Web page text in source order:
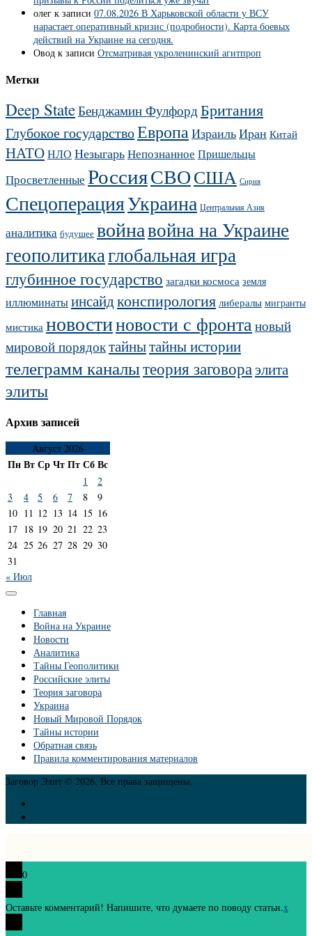
олег к записи 07.08.2026 В Харьковской области у ВСУ
нарастает оперативный кризис (подробности). Карта боевых
действий на Украине на сегодня.
Овод к записи Отсматривая укроленинский агитпроп
Метки
Deep StateБенджамин ФулфордБритания
Глубокое государствоЕвропаИзраильИран Китай
НАТОНЛО НезыгарьНепознанное Пришельцы
Просветленные РоссияСВОСША Сирия
СпецоперацияУкраина Центральная Азия
аналитика будущее войнавойна на Украине
геополитикаглобальная игра
глубинное государство загадки космоса земля
иллюминатыинсайдконспирология либералы мигранты
мистика новостиновости с фронтановый
мировой порядоктайнытайны истории
телеграмм каналытеория заговораэлита
элиты
Архив записей
Август 2026
ПнВтСрЧтПтСбВс
1
2
3
4 5 6 7 8
9
10 11 12 13 14 15 16
17 18 19 20 21 22 23
24 25 26 27 28 29 30
31
« Июл
Главная
Война на Украине
Новости
Аналитика
Тайны Геополитики
Российские элиты
Теория заговора
Украина
Новый Мировой Порядок
Тайны истории
Обратная связь
Правила комментирования материалов
Заговор Элит © 2026. Все права защищены.
0
Оставьте комментарий! Напишите, что думаете по поводу статьи.x